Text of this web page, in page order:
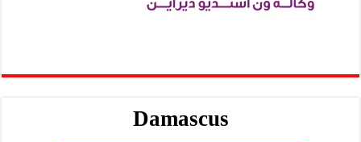
Damascus